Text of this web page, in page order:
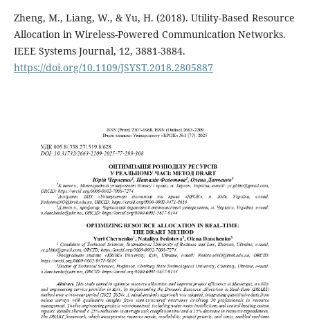
Zheng, M., Liang, W., & Yu, H. (2018). Utility-Based Resource
Allocation in Wireless-Powered Communication Networks.
IEEE Systems Journal, 12, 3881-3884.
https://doi.org/10.1109/JSYST.2018.2805887